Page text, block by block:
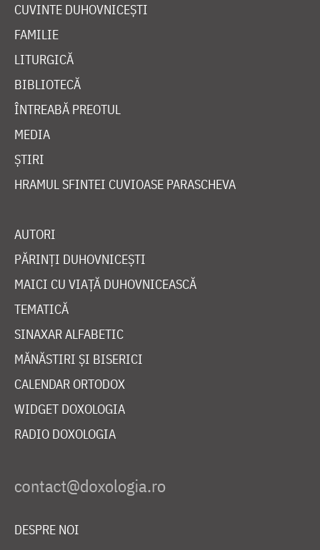
CUVINTE DUHOVNICEȘTI
FAMILIE
LITURGICĂ
BIBLIOTECĂ
ÎNTREABĂ PREOTUL
MEDIA
ȘTIRI
HRAMUL SFINTEI CUVIOASE PARASCHEVA
AUTORI
PĂRINȚI DUHOVNICEȘTI
MAICI CU VIAȚĂ DUHOVNICEASCĂ
TEMATICĂ
SINAXAR ALFABETIC
MĂNĂSTIRI ȘI BISERICI
CALENDAR ORTODOX
WIDGET DOXOLOGIA
RADIO DOXOLOGIA
DESPRE NOI